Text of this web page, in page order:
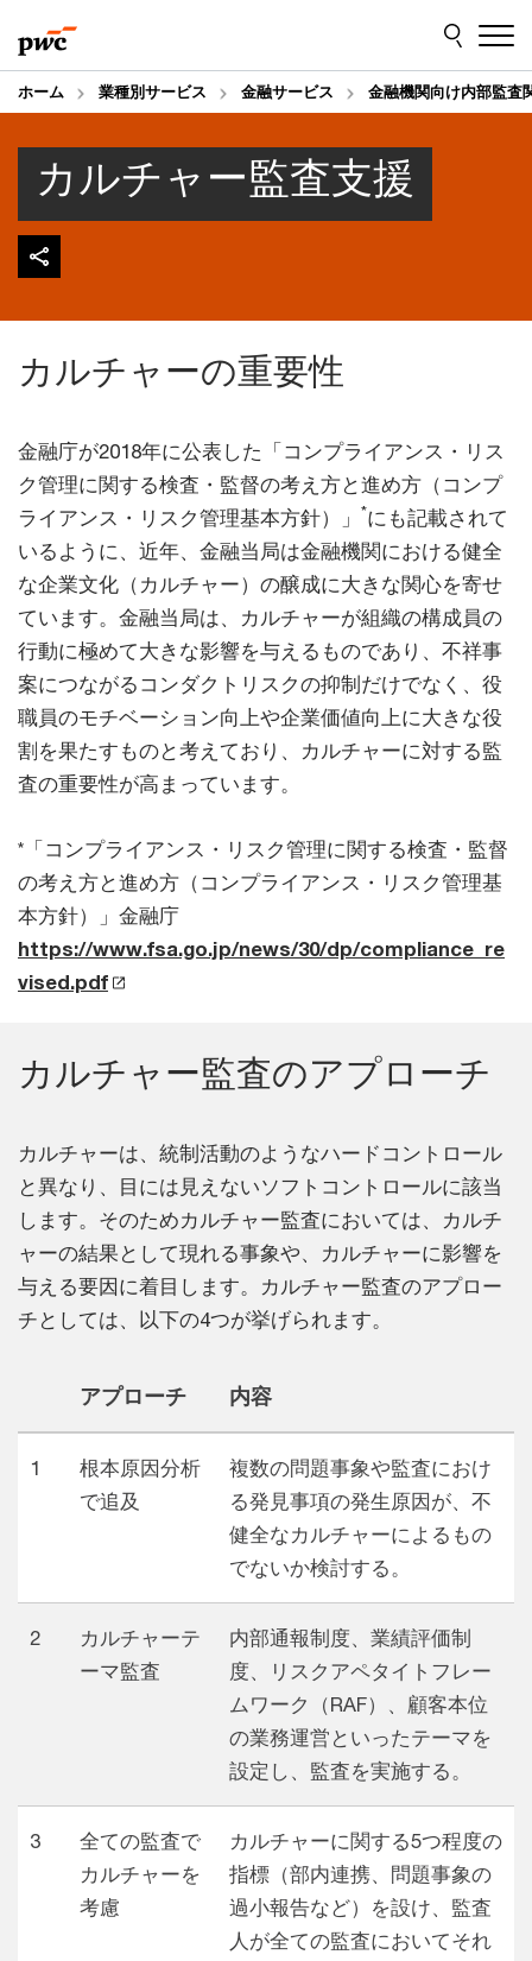
to
content
to
footer
ホーム 業種別サービス 金融サービス 金融機関向け内部監査
カルチャー監査支援
カルチャーの重要性
金融庁が2018年に公表した「コンプライアンス・リス
ク管理に関する検査・監督の考え方と進め方（コンプ
ライアンス・リスク管理基本方針）」
*にも記載されて
いるように、近年、金融当局は金融機関における健全
な企業文化（カルチャー）の醸成に大きな関心を寄せ
ています。金融当局は、カルチャーが組織の構成員の
行動に極めて大きな影響を与えるものであり、不祥事
案につながるコンダクトリスクの抑制だけでなく、役
職員のモチベーション向上や企業価値向上に大きな役
割を果たすものと考えており、カルチャーに対する監
査の重要性が高まっています。
*「コンプライアンス・リスク管理に関する検査・監督
の考え方と進め方（コンプライアンス・リスク管理基
本方針）」金融庁
https://www.fsa.go.jp/news/30/dp/compliance_re
vised.pdf
カルチャー監査のアプローチ
カルチャーは、統制活動のようなハードコントロール
と異なり、目には見えないソフトコントロールに該当
します。そのためカルチャー監査においては、カルチ
ャーの結果として現れる事象や、カルチャーに影響を
与える要因に着目します。カルチャー監査のアプロー
チとしては、以下の4つが挙げられます。
アプローチ 内容
1
根本原因分析
で追及
複数の問題事象や監査におけ
る発見事項の発生原因が、不
健全なカルチャーによるもの
でないか検討する。
2
カルチャーテ
ーマ監査
内部通報制度、業績評価制
度、リスクアペタイトフレー
ムワーク（RAF）、顧客本位
の業務運営といったテーマを
設定し、監査を実施する。
3
全ての監査で
カルチャーを
考慮
カルチャーに関する5つ程度の
指標（部内連携、問題事象の
過小報告など）を設け、監査
人が全ての監査においてそれ